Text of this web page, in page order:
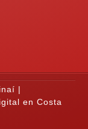
|
en Costa